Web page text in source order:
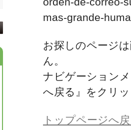
mas-grande-
お探しのページ
ん。
ナビゲーション
へ戻る』をクリ
トップページへ